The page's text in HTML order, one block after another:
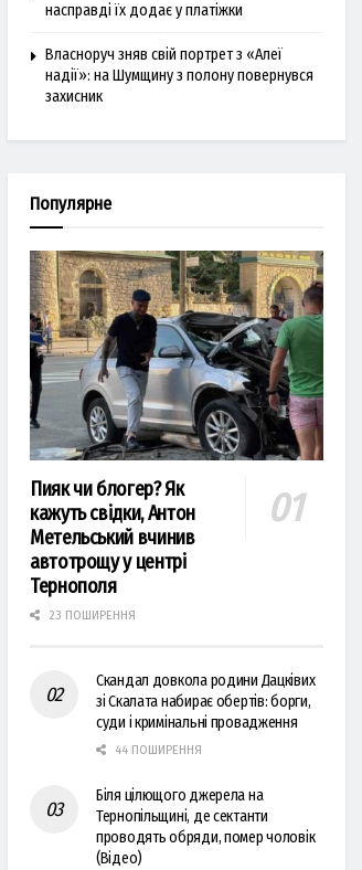
насправді їх додає у платіжки
Власноруч зняв свій портрет з «Алеї
надії»: на Шумщину з полону повернувся
захисник
Популярне
Пияк чи блогер? Як
кажуть свідки, Антон
Метельський вчинив
автотрощу у центрі
Тернополя
23 ПОШИРЕННЯ
Скандал довкола родини Дацківих
зі Скалата набирає обертів: борги,
суди і кримінальні провадження
44 ПОШИРЕННЯ
Біля цілющого джерела на
Тернопільщині, де сектанти
проводять обряди, помер чоловік
(Відео)